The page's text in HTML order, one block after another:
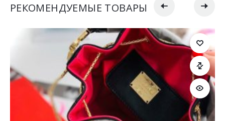
РЕКОМЕНДУЕМЫЕ ТОВАРЫ